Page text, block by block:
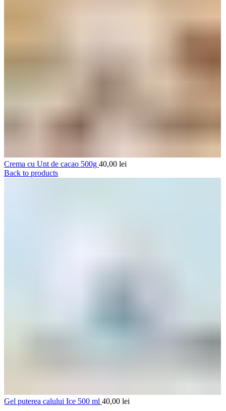
Crema cu Unt de cacao 500g 40,00 lei
Back to products
Gel puterea calului Ice 500 ml 40,00 lei